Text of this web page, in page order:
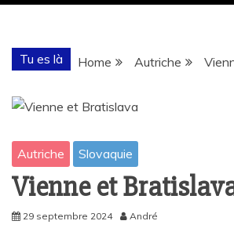
Tu es là Home Autriche
Autriche Slovaquie
Vienne et
29 septembre 2024 André